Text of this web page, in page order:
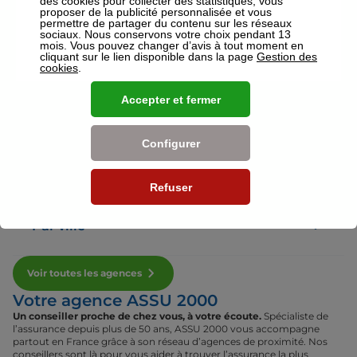
Voir plus
Nos établissements
Par département
Par ville
Voir toutes les agences
Votre agence ASSU 2000
Un conseiller proche de chez vous, à votre écoute. Spécialiste de
l’assurance depuis plus de 50 ans, ASSU 2000 vous accompagne
partout en France grâce à son réseau d’agences de proximité. Nos
conseillers sont là pour vous aider à trouver l’assurance la plus
proposer de la publicité personnalisée et vous
permettre de partager du contenu sur les réseaux
sociaux. Nous conservons votre choix pendant 13
mois. Vous pouvez changer d’avis à tout moment en
cliquant sur le lien disponible dans la page Gestion des
cookies
Refuser
Configurer
Accepter et fermer